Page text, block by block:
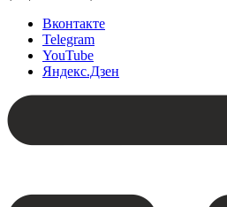
Вконтакте
Telegram
YouTube
Яндекс.Дзен